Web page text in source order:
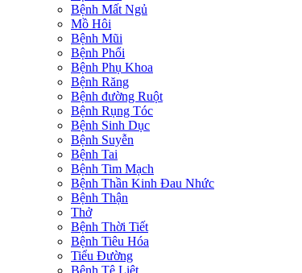
Bệnh Mất Ngủ
Mồ Hôi
Bệnh Mũi
Bệnh Phổi
Bệnh Phụ Khoa
Bệnh Răng
Bệnh đường Ruột
Bệnh Rụng Tóc
Bệnh Sinh Dục
Bệnh Suyễn
Bệnh Tai
Bệnh Tim Mạch
Bệnh Thần Kinh Đau Nhức
Bệnh Thận
Thở
Bệnh Thời Tiết
Bệnh Tiêu Hóa
Tiểu Đường